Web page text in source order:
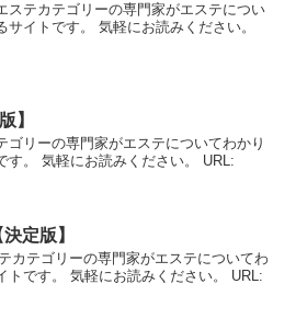
ステカテゴリーの専門家がエステについ
イトです。 気軽にお読みください。
】
ゴリーの専門家がエステについてわかり
す。 気軽にお読みください。 URL:
定版】
カテゴリーの専門家がエステについてわ
トです。 気軽にお読みください。 URL: